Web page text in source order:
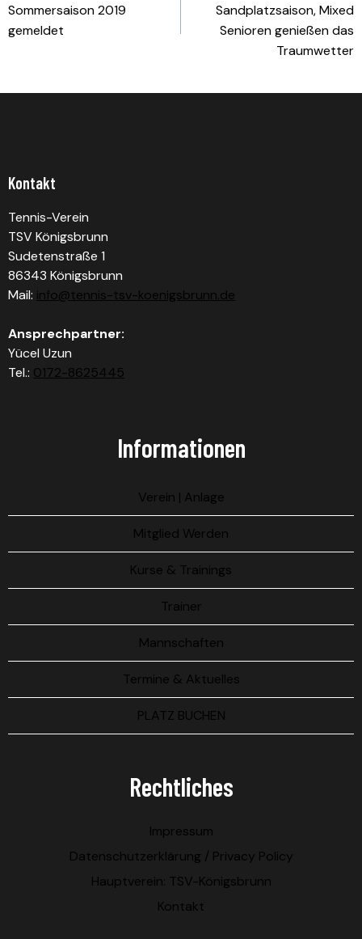
Sommersaison 2019
gemeldet
Sandplatzsaison, Mixed
Senioren genießen das
Traumwetter
Kontakt
Tennis-Verein
TSV Königsbrunn
Sudetenstraße 1
86343 Königsbrunn
Mail: info@tennis-tsv-koenigsbrunn.de
Ansprechpartner:
Yücel Uzun
Tel.: 0172-8625445
Informationen
Verein | Anlage
Mitglied Werden
Kurse & Trainings
Trainer
Mannschaften
Termine & Aktuelles
PLATZ BUCHEN
Rechtliches
Impressum
Datenschutzerklärung / Privacy Policy
Hauptverein: TSV-Königsbrunn
Kontakt